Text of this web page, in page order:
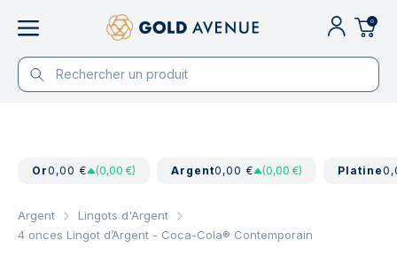
0
Or0,00 € (0,00 €) Argent0,00 € (0,00 €) Platine
Argent
Lingots d'Argent
4 onces Lingot d’Argent - Coca-Cola® Contemporain